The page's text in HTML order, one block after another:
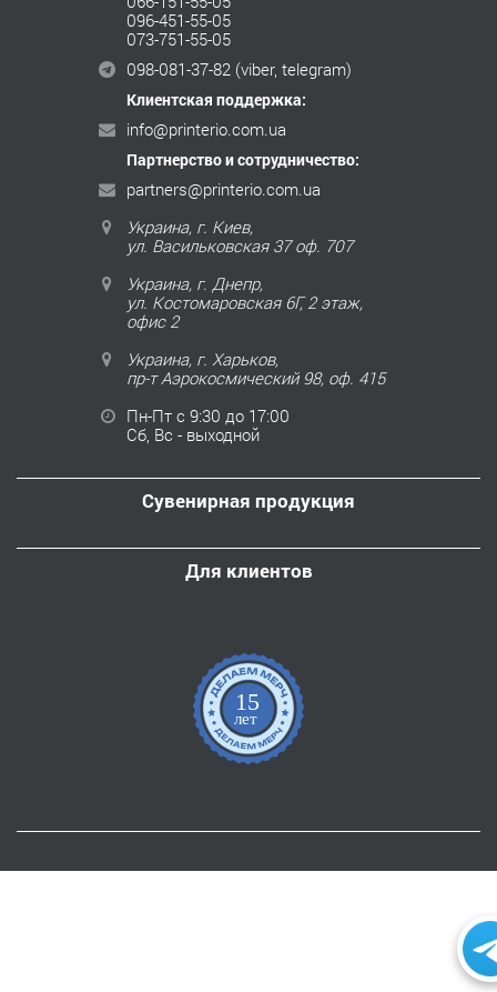
096-451-55-05
073-751-55-05
098-081-37-82 (viber, telegram)
Клиентская поддержка:
info@printerio.com.ua
Партнерство и сотрудничество:
partners@printerio.com.ua
Украина, г. Киев,
ул. Васильковская 37 оф. 707
Украина, г. Днепр,
ул. Костомаровская 6Г, 2 этаж,
офис 2
Украина, г. Харьков,
пр-т Аэрокосмический 98, оф. 415
Пн-Пт с 9:30 до 17:00
Сб, Вс - выходной
Сувенирная продукция
Для клиентов
15
лет